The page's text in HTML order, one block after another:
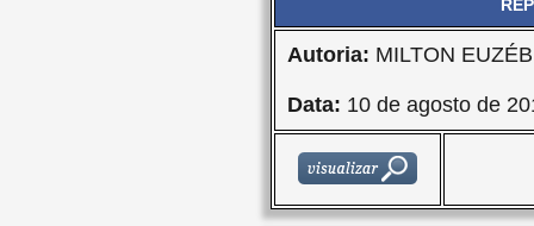
Autoria: MILTON
Data: 10 de agosto de